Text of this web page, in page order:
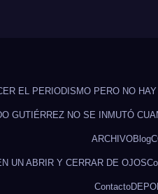
EL PERIODISMO PERO NO
GUTIÉRREZ NO SE INMUTÓ
ARCHIVOBlog
UN ABRIR Y CERRAR DE OJOS
Contacto